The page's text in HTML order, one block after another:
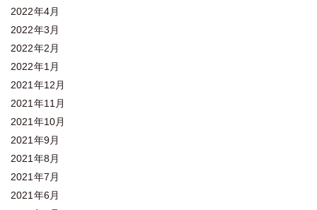
2022年4月
2022年3月
2022年2月
2022年1月
2021年12月
2021年11月
2021年10月
2021年9月
2021年8月
2021年7月
2021年6月